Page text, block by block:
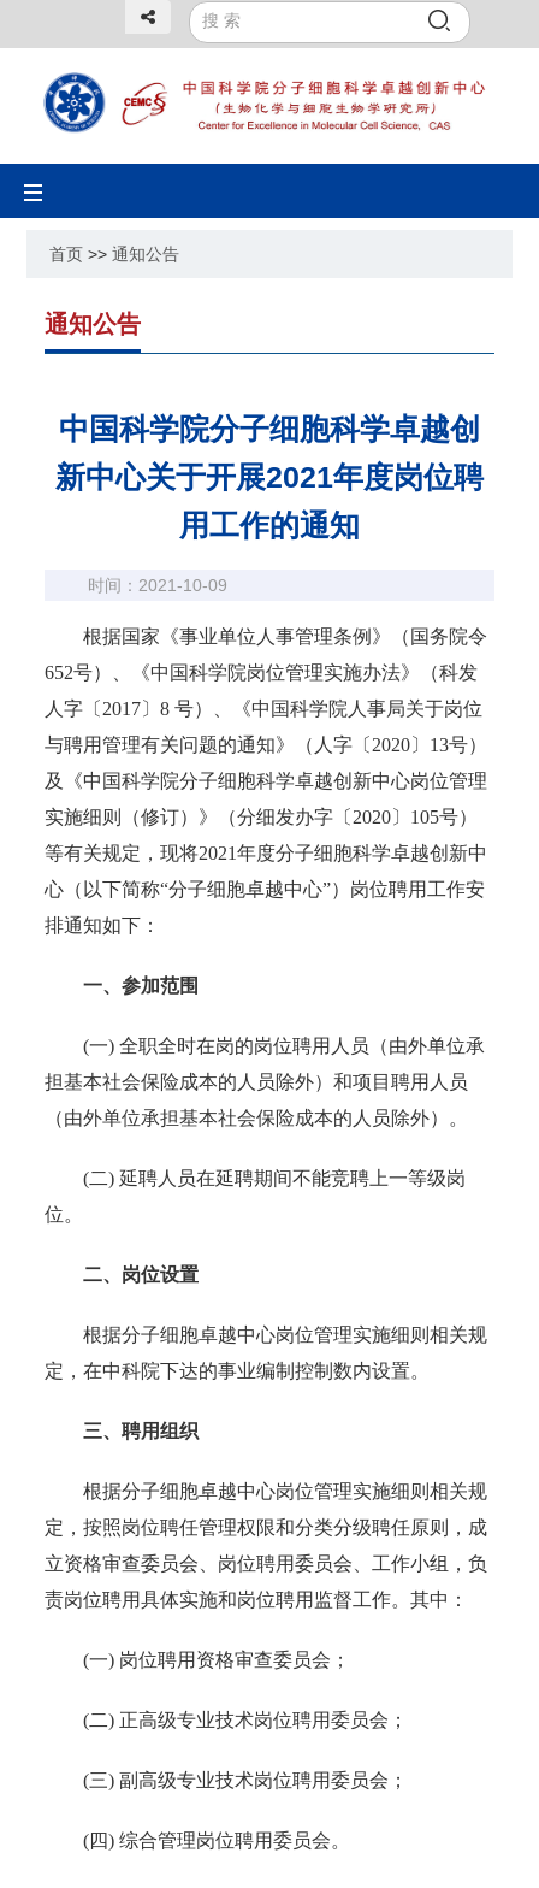
Toggle
navigation
首页 >>通知公告
通知公告
中国科学院分子细胞科学卓越创
新中心关于开展2021年度岗位聘
用工作的通知
时间：2021-10-09
根据国家《事业单位人事管理条例》（国务院令
652号）、《中国科学院岗位管理实施办法》（科发
人字〔2017〕8 号）、《中国科学院人事局关于岗位
与聘用管理有关问题的通知》（人字〔2020〕13号）
及《中国科学院分子细胞科学卓越创新中心岗位管理
实施细则（修订）》（分细发办字〔2020〕105号）
等有关规定，现将2021年度分子细胞科学卓越创新中
心（以下简称“分子细胞卓越中心”）岗位聘用工作安
排通知如下：
一、参加范围
(一) 全职全时在岗的岗位聘用人员（由外单位承
担基本社会保险成本的人员除外）和项目聘用人员
（由外单位承担基本社会保险成本的人员除外）。
(二) 延聘人员在延聘期间不能竞聘上一等级岗
位。
二、岗位设置
根据分子细胞卓越中心岗位管理实施细则相关规
定，在中科院下达的事业编制控制数内设置。
三、聘用组织
根据分子细胞卓越中心岗位管理实施细则相关规
定，按照岗位聘任管理权限和分类分级聘任原则，成
立资格审查委员会、岗位聘用委员会、工作小组，负
责岗位聘用具体实施和岗位聘用监督工作。其中：
(一) 岗位聘用资格审查委员会；
(二) 正高级专业技术岗位聘用委员会；
(三) 副高级专业技术岗位聘用委员会；
(四) 综合管理岗位聘用委员会。